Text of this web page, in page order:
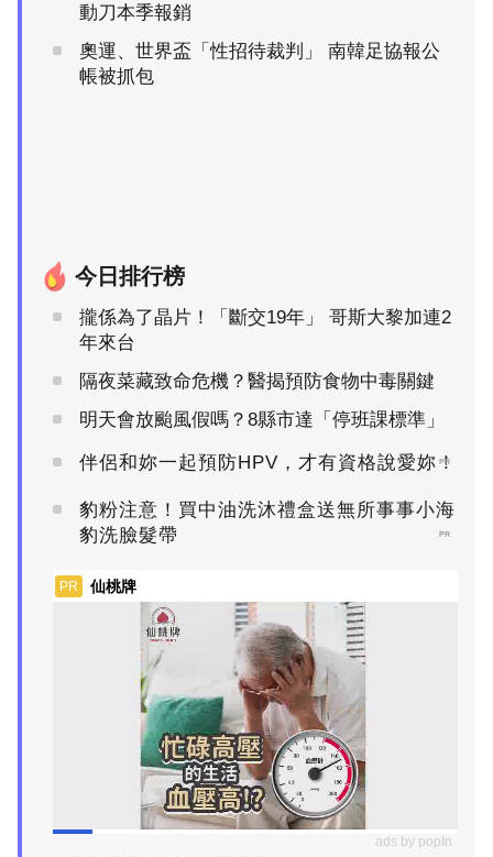
動刀本季報銷
奧運、世界盃「性招待裁判」 南韓足協報公
帳被抓包
今日排行榜
攏係為了晶片！「斷交19年」 哥斯大黎加連2
年來台
隔夜菜藏致命危機？醫揭預防食物中毒關鍵
明天會放颱風假嗎？8縣市達「停班課標準」
伴侶和妳一起預防HPV，才有資格說愛妳！
PR
豹粉注意！買中油洗沐禮盒送無所事事小海
豹洗臉髮帶
PR
PR 仙桃牌
ads by popIn